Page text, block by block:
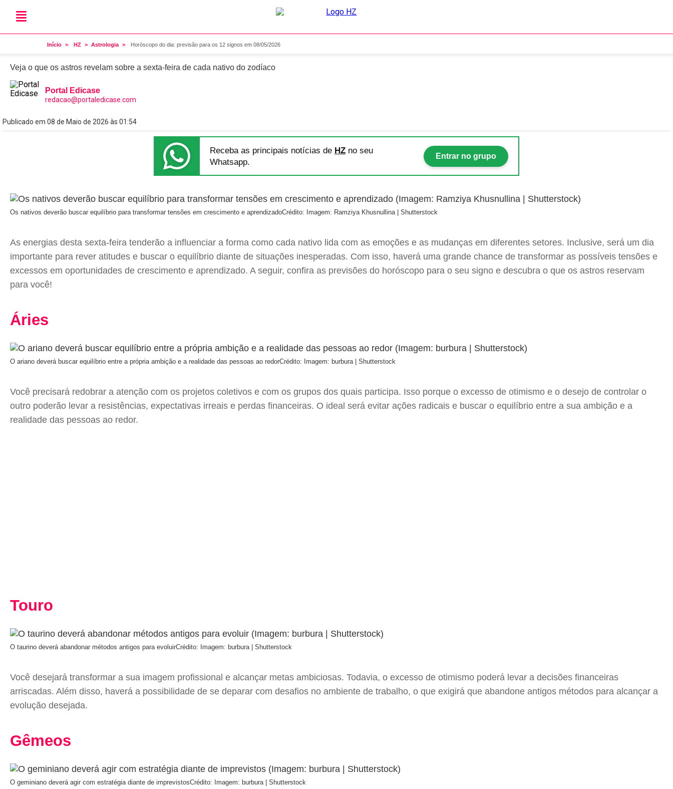
Início HZ Astrologia Horóscopo do dia: previsão para os 12 signos em 08/05/2026
Astrologia
Horóscopo do dia: previsão para os 12 signos em 08/05/2026
Veja o que os astros revelam sobre a sexta-feira de cada nativo do zodíaco
Portal Edicase
redacao@portaledicase.com
Publicado em 08 de Maio de 2026 às 01:54
Receba as principais notícias de HZ no seu
Whatsapp.
Entrar no grupo
Os nativos deverão buscar equilíbrio para transformar tensões em crescimento e aprendizadoCrédito: Imagem: Ramziya Khusnullina | Shutterstock
As energias desta sexta-feira tenderão a influenciar a forma como cada nativo lida com as emoções e as mudanças em diferentes setores. Inclusive, será um dia
importante para rever atitudes e buscar o equilíbrio diante de situações inesperadas. Com isso, haverá uma grande chance de transformar as possíveis tensões e
excessos em oportunidades de crescimento e aprendizado. A seguir, confira as previsões do horóscopo para o seu signo e descubra o que os astros reservam
para você!
Áries
O ariano deverá buscar equilíbrio entre a própria ambição e a realidade das pessoas ao redorCrédito: Imagem: burbura | Shutterstock
Você precisará redobrar a atenção com os projetos coletivos e com os grupos dos quais participa. Isso porque o excesso de otimismo e o desejo de controlar o
outro poderão levar a resistências, expectativas irreais e perdas financeiras. O ideal será evitar ações radicais e buscar o equilíbrio entre a sua ambição e a
realidade das pessoas ao redor.
Touro
O taurino deverá abandonar métodos antigos para evoluirCrédito: Imagem: burbura | Shutterstock
Você desejará transformar a sua imagem profissional e alcançar metas ambiciosas. Todavia, o excesso de otimismo poderá levar a decisões financeiras
arriscadas. Além disso, haverá a possibilidade de se deparar com desafios no ambiente de trabalho, o que exigirá que abandone antigos métodos para alcançar a
evolução desejada.
Gêmeos
O geminiano deverá agir com estratégia diante de imprevistosCrédito: Imagem: burbura | Shutterstock